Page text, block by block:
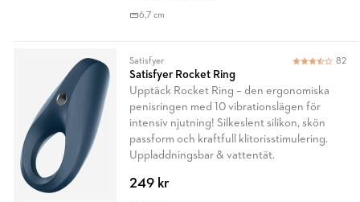
6,7 cm
82
Satisfyer
Satisfyer Rocket Ring
Upptäck Rocket Ring – den ergonomiska
penisringen med 10 vibrationslägen för
intensiv njutning! Silkeslent silikon, skön
passform och kraftfull klitorisstimulering.
Uppladdningsbar & vattentät.
249 kr